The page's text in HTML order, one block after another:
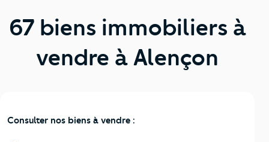
67 biens immobiliers à
vendre à Alençon
Consulter nos biens à vendre :